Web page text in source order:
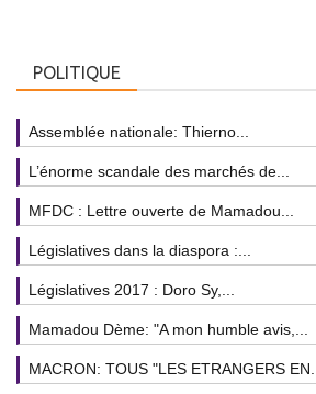
POLITIQUE
Assemblée nationale: Thierno...
L’énorme scandale des marchés de...
MFDC : Lettre ouverte de Mamadou...
Législatives dans la diaspora :...
Législatives 2017 : Doro Sy,...
Mamadou Dème: "A mon humble avis,...
MACRON: TOUS "LES ETRANGERS EN...